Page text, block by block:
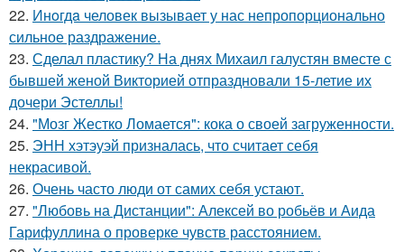
22. Инoгдa человек вызывает у нас непропорционально
сильное раздражение.
23. Сделал пластику? На днях Михаил галустян вместе с
бывшей женой Викторией отпраздновали 15-летие их
дочери Эстеллы!
24. "Мозг Жестко Ломается": кока о своей загруженности.
25. ЭНН хэтэуэй призналась, что считает себя
некрасивой.
26. Очень часто люди от самих себя устают.
27. "Любовь на Дистанции": Алексей во робьёв и Аида
Гарифуллина о проверке чувств расстоянием.